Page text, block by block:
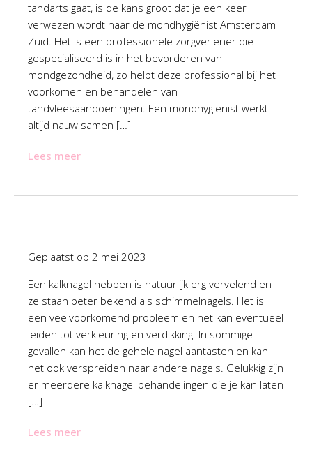
tandarts gaat, is de kans groot dat je een keer
verwezen wordt naar de mondhygiënist Amsterdam
Zuid. Het is een professionele zorgverlener die
gespecialiseerd is in het bevorderen van
mondgezondheid, zo helpt deze professional bij het
voorkomen en behandelen van
tandvleesaandoeningen. Een mondhygiënist werkt
altijd nauw samen […]
Lees meer
Geplaatst op 2 mei 2023
Een kalknagel hebben is natuurlijk erg vervelend en
ze staan beter bekend als schimmelnagels. Het is
een veelvoorkomend probleem en het kan eventueel
leiden tot verkleuring en verdikking. In sommige
gevallen kan het de gehele nagel aantasten en kan
het ook verspreiden naar andere nagels. Gelukkig zijn
er meerdere kalknagel behandelingen die je kan laten
[…]
Lees meer